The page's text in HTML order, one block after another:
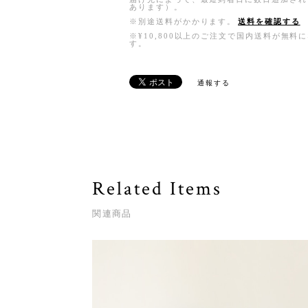
あります）。
※別途送料がかかります。
送料を確認する
※¥10,800以上のご注文で国内送料が無料
す。
通報する
Related Items
関連商品